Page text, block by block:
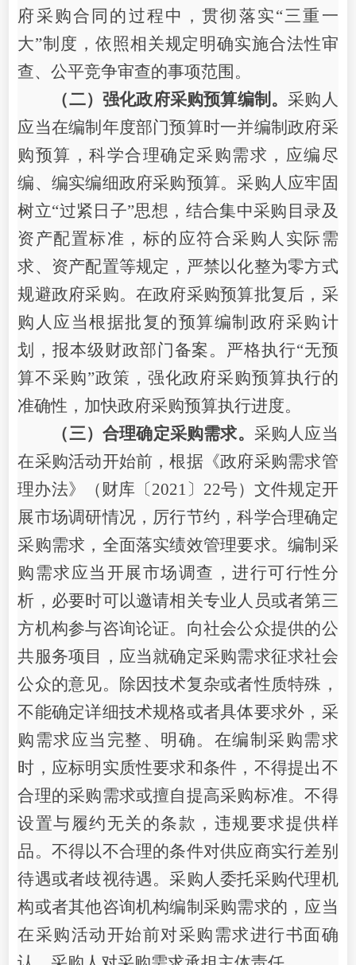
府采购合同的过程中，贯彻落实“三重一
大”制度，依照相关规定明确实施合法性审
查、公平竞争审查的事项范围。
（二）强化政府采购预算编制。 采购人
应当在编制年度部门预算时一并编制政府采
购预算，科学合理确定采购需求，应编尽
编、编实编细政府采购预算。采购人应牢固
树立“过紧日子”思想，结合集中采购目录及
资产配置标准， 标的应符合采购人实际需
求、资产配置等规定，严禁以化整为零方式
规避政府采购。在政府采购预算批复后，采
购人应当根据批复的预算编制政府采购计
划，报本级财政部门备案。严格执行“无预
算不采购”政策，强化政府采购预算执行的
准确性，加快政府采购预算执行进度。
（三）合理确定采购需求。 采购人应当
在采购活动开始前，根据《政府采购需求管
理办法》（财库〔2021〕 22号）文件规定开
展市场调研情况，厉行节约，科学合理确定
采购需求，全面落实绩效管理要求。编制采
购需求应当开展市场调查，进行可行性分
析，必要时可以邀请相关专业人员或者第三
方机构参与咨询论证。向社会公众提供的公
共服务项目，应当就确定采购需求征求社会
公众的意见。除因技术复杂或者性质特殊，
不能确定详细技术规格或者具体要求外，采
购需求应当完整、明确。在编制采购需求
时，应标明实质性要求和条件，不得提出不
合理的采购需求或擅自提高采购标准。不得
设置与履约无关的条款，违规要求提供样
品。不得以不合理的条件对供应商实行差别
待遇或者歧视待遇。采购人委托采购代理机
构或者其他咨询机构编制采购需求的，应当
在采购活动开始前对采购需求进行书面确